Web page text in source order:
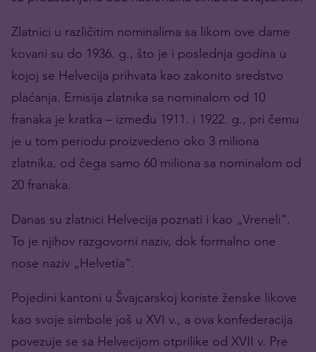
Zlatnici u različitim nominalima sa likom ove dame
kovani su do 1936. g., što je i poslednja godina u
kojoj se Helvecija prihvata kao zakonito sredstvo
plaćanja. Emisija zlatnika sa nominalom od 10
franaka je kratka – između 1911. i 1922. g., pri čemu
je u tom periodu proizvedeno oko 3 miliona
zlatnika, od čega samo 60 miliona sa nominalom od
20 franaka.
Danas su zlatnici Helvecija poznati i kao „Vreneli“.
To je njihov razgovorni naziv, dok formalno one
nose naziv „Helvetia“.
Pojedini kantoni u Švajcarskoj koriste ženske likove
kao svoje simbole još u XVI v., a ova konfederacija
povezuje se sa Helvecijom otprilike od XVII v. Pre